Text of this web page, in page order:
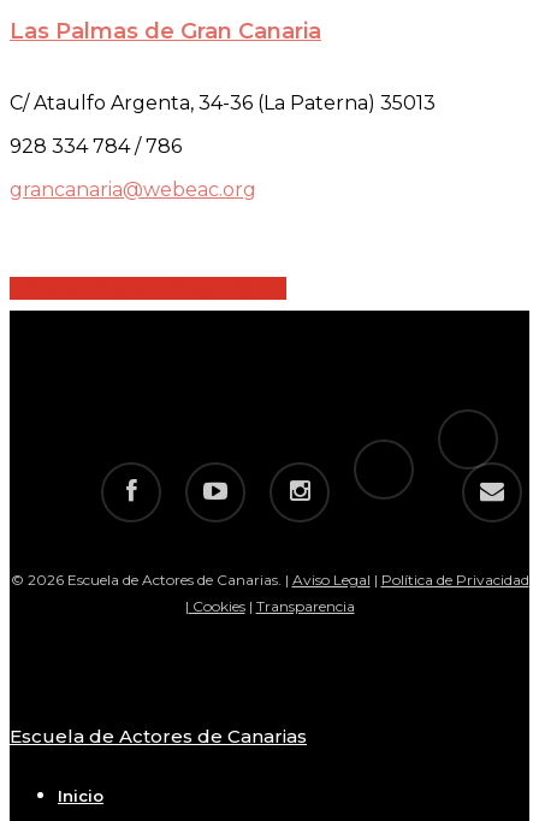
Las Palmas de Gran Canaria
C/ Ataulfo Argenta, 34-36 (La Paterna) 35013
928 334 784 / 786
grancanaria@webeac.org
facebook youtube instagram
telegram
tiktok
email
© 2026 Escuela de Actores de Canarias. | Aviso Legal | Política de Privacidad
| Cookies| Transparencia
Close
Escuela de Actores de Canarias
Inicio